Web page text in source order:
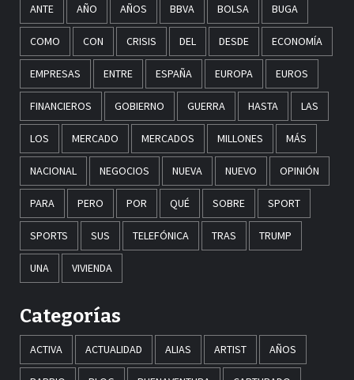
ANTE AÑO AÑOS BBVA BOLSA BUGA
COMO CON CRISIS DEL DESDE ECONOMÍA
EMPRESAS ENTRE ESPAÑA EUROPA EUROS
FINANCIEROS GOBIERNO GUERRA HASTA LAS
LOS MERCADO MERCADOS MILLONES MÁS
NACIONAL NEGOCIOS NUEVA NUEVO OPINIÓN
PARA PERO POR QUÉ SOBRE SPORT
SPORTS SUS TELEFÓNICA TRAS TRUMP
UNA VIVIENDA
Categorías
ACTIVA ACTUALIDAD ALIAS ARTIST AÑOS